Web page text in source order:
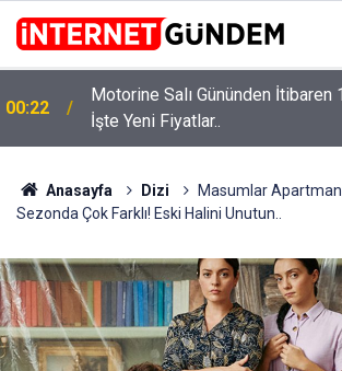
00:22
Motorine Salı Gününden İtibaren
İşte Yeni Fiyatlar..
Anasayfa Dizi
Masumlar
Sezonda Çok Farklı! Eski Halini Unutun..